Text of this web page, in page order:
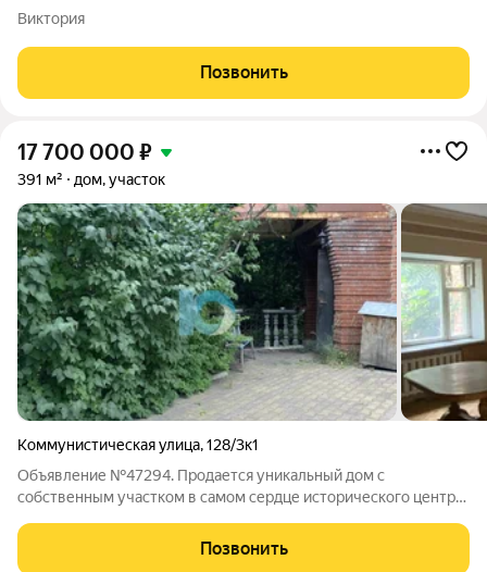
дом площадью 350 м2 в живописном районе Уфы, рядом с
набережной, в 10 минутах езды от центра города! Для Вас в
Виктория
Позвонить
17 700 000 ₽
391 м² дом, участок
Коммунистическая улица,128/3к1
Объявление №47294. Продается уникальный дом с
собственным участком в самом сердце исторического центра!
кремль, Спасская церковь, парк Маяковского. При этом сам
дом находится в тихом и закрытом
Позвонить